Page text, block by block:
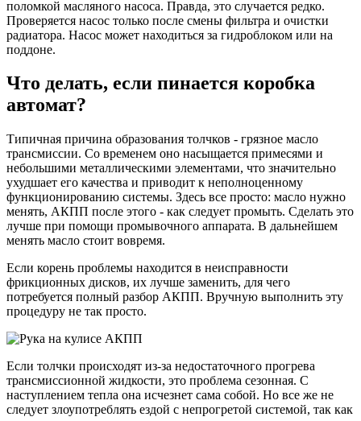
поломкой масляного насоса. Правда, это случается редко.
Проверяется насос только после смены фильтра и очистки
радиатора. Насос может находиться за гидроблоком или на
поддоне.
Что делать, если пинается коробка
автомат?
Типичная причина образования толчков - грязное масло
трансмиссии. Со временем оно насыщается примесями и
небольшими металлическими элементами, что значительно
ухудшает его качества и приводит к неполноценному
функционированию системы. Здесь все просто: масло нужно
менять, АКПП после этого - как следует промыть. Сделать это
лучше при помощи промывочного аппарата. В дальнейшем
менять масло стоит вовремя.
Если корень проблемы находится в неисправности
фрикционных дисков, их лучше заменить, для чего
потребуется полный разбор АКПП. Вручную выполнить эту
процедуру не так просто.
Если толчки происходят из-за недостаточного прогрева
трансмиссионной жидкости, это проблема сезонная. С
наступлением тепла она исчезнет сама собой. Но все же не
следует злоупотреблять ездой с непрогретой системой, так как